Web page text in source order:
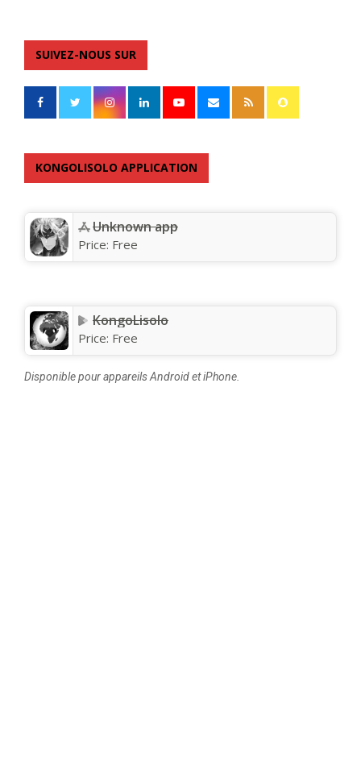
SUIVEZ-NOUS SUR
KONGOLISOLO APPLICATION
Unknown app
Price: Free
KongoLisolo
Price: Free
Disponible pour appareils Android et iPhone.